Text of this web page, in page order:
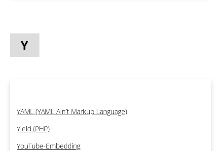
Y
YAML (YAML Ain’t Markup Language)
Yield (PHP)
YouTube-Embedding